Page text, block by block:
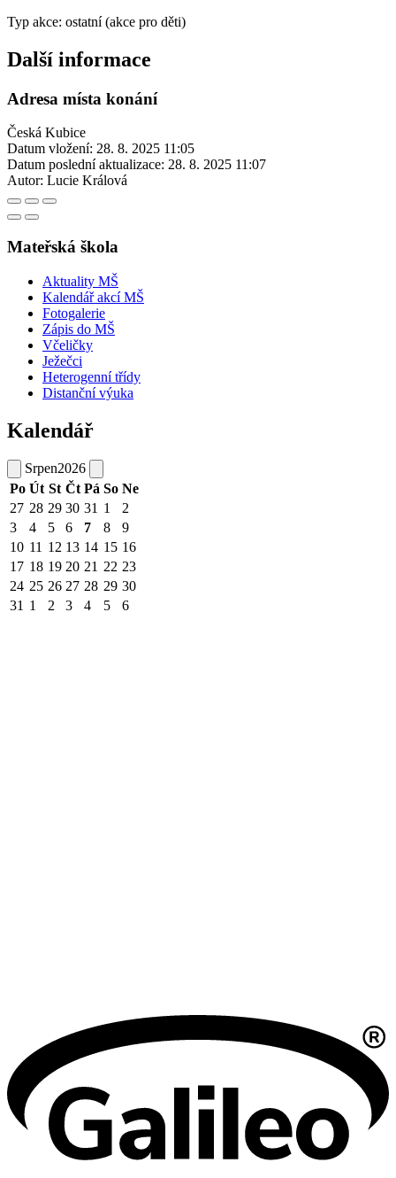
Typ akce: ostatní (akce pro děti)
Další informace
Adresa místa konání
Česká Kubice
Datum vložení: 28. 8. 2025 11:05
Datum poslední aktualizace: 28. 8. 2025 11:07
Autor: Lucie Králová
Mateřská škola
Aktuality MŠ
Kalendář akcí MŠ
Fotogalerie
Zápis do MŠ
Včeličky
Ježečci
Heterogenní třídy
Distanční výuka
Kalendář
Srpen2026
Po Út St Čt Pá So Ne
27 28 29 30 31 1
2
3
4 5 6 7 8
9
10 11 12 13 14 15 16
17 18 19 20 21 22 23
24 25 26 27 28 29 30
31 1 2 3 4 5 6